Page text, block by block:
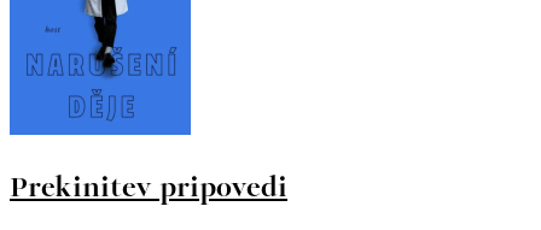
Prekinitev pripovedi